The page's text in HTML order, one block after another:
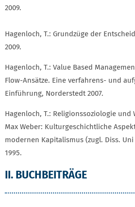
2009.
Hagenloch, T.: Grundzüge der
2009.
Hagenloch, T.: Value Based
Flow-Ansätze. Eine verfahrens- und
Einführung, Norderstedt 2007.
Hagenloch, T.: Religionssoziologie und
Max Weber: Kulturgeschichtliche
modernen Kapitalismus (zugl. Diss.
1995.
II. BUCHBEITRÄGE